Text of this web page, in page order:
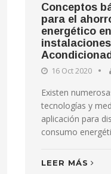
Conceptos
para el
energético en
16 Oct 2020
Existen
tecnologías y
aplicación para
consumo
LEER MÁS